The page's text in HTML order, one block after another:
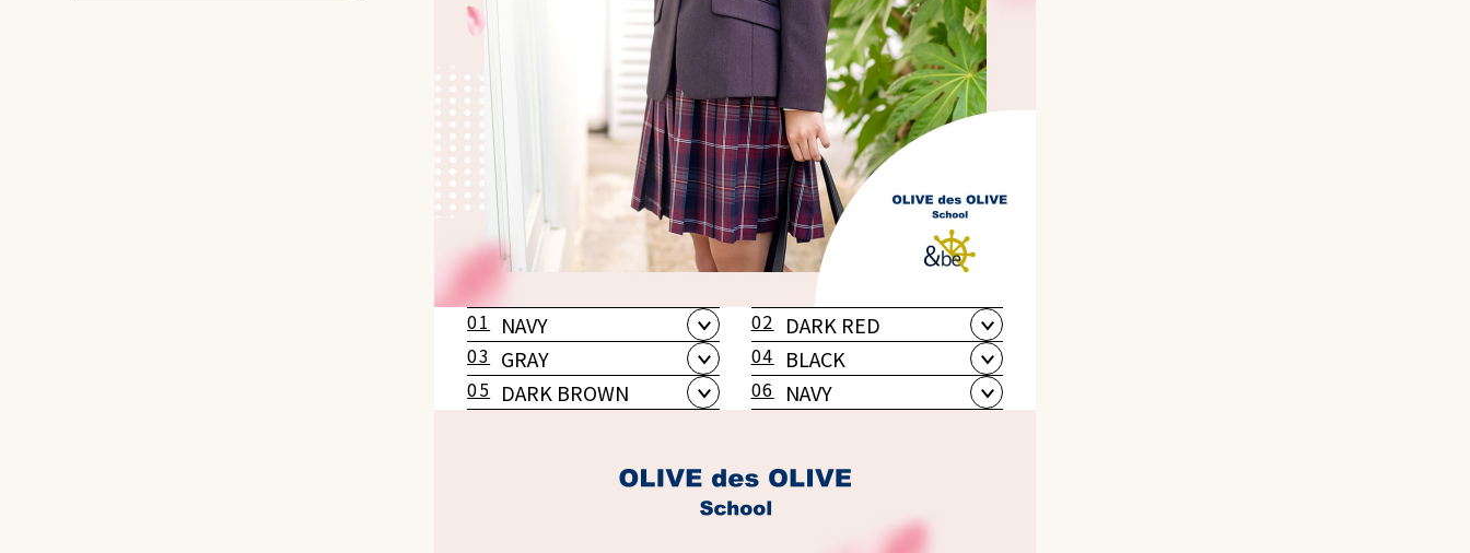
01 NAVY 02 DARK RED
03 GRAY 04 BLACK
05 DARK BROWN 06 NAVY